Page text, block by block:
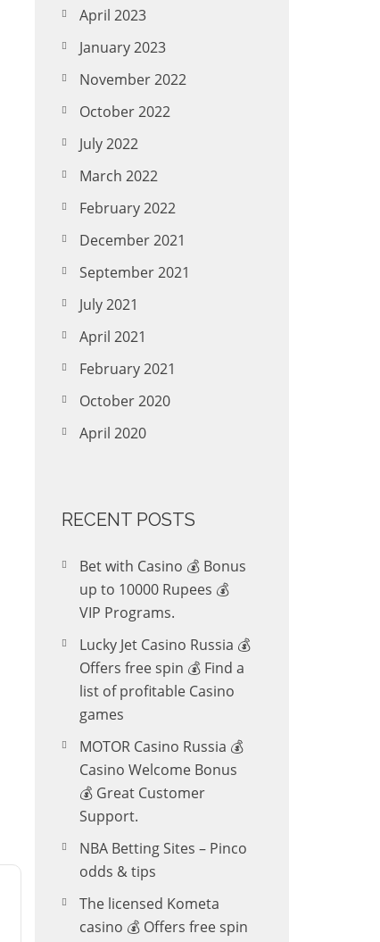
April 2023
January 2023
November 2022
October 2022
July 2022
March 2022
February 2022
December 2021
September 2021
July 2021
April 2021
February 2021
October 2020
April 2020
RECENT POSTS
Bet with Casino 💰 Bonus
up to 10000 Rupees 💰
VIP Programs.
Lucky Jet Casino Russia 💰
Offers free spin 💰 Find a
list of profitable Casino
games
MOTOR Casino Russia 💰
Casino Welcome Bonus
💰 Great Customer
Support.
NBA Betting Sites – Pinco
odds & tips
The licensed Kometa
casino 💰 Offers free spin